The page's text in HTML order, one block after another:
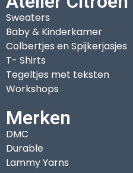
Sweaters
Baby & Kinderkamer
Colbertjes en Spijkerjasjes
T- Shirts
Tegeltjes met teksten
Workshops
Merken
DMC
Durable
Lammy Yarns